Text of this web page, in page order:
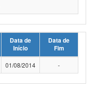
Data de
Início
Data de
Fim
01/08/2014 -